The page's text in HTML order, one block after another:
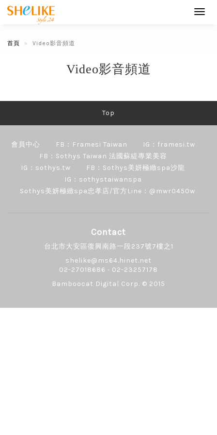
首頁 Video影音頻道
Video影音頻道
Top
會員中心 FB：Framesi Taiwan
IG：framesi.tw
FB：Sothys Taiwan 法國蘇緹專業美容
IG：sothys.tw
FB：Sothys美妍極緻spa沙龍
IG：sothystaiwanspa
Sothys美妍極緻spa忠孝店/官方Line：@mwr0450w
Contact
台北市大安區復興南路一段237號7樓之1
shelike@ms64.hinet.net
02-27018686 ‧ 02-23257178
Bamboocat Digital Corp. © 2015